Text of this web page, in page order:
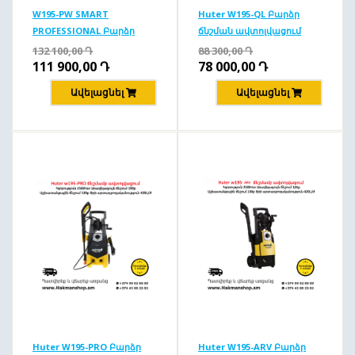
W195-PW SMART
PROFESSIONAL Բարձր
ճնշման ավտոլվացում
195բ/2500վտ
132 100,00Դ
111 900,00Դ
Ավելացնել
Huter W195-QL Բարձր
ճնշման ավտոլվացում
195բ/2500Վտ
88 300,00Դ
78 000,00Դ
Ավելացնել
Huter W195-PRO Բարձր Huter W195-ARV Բարձր